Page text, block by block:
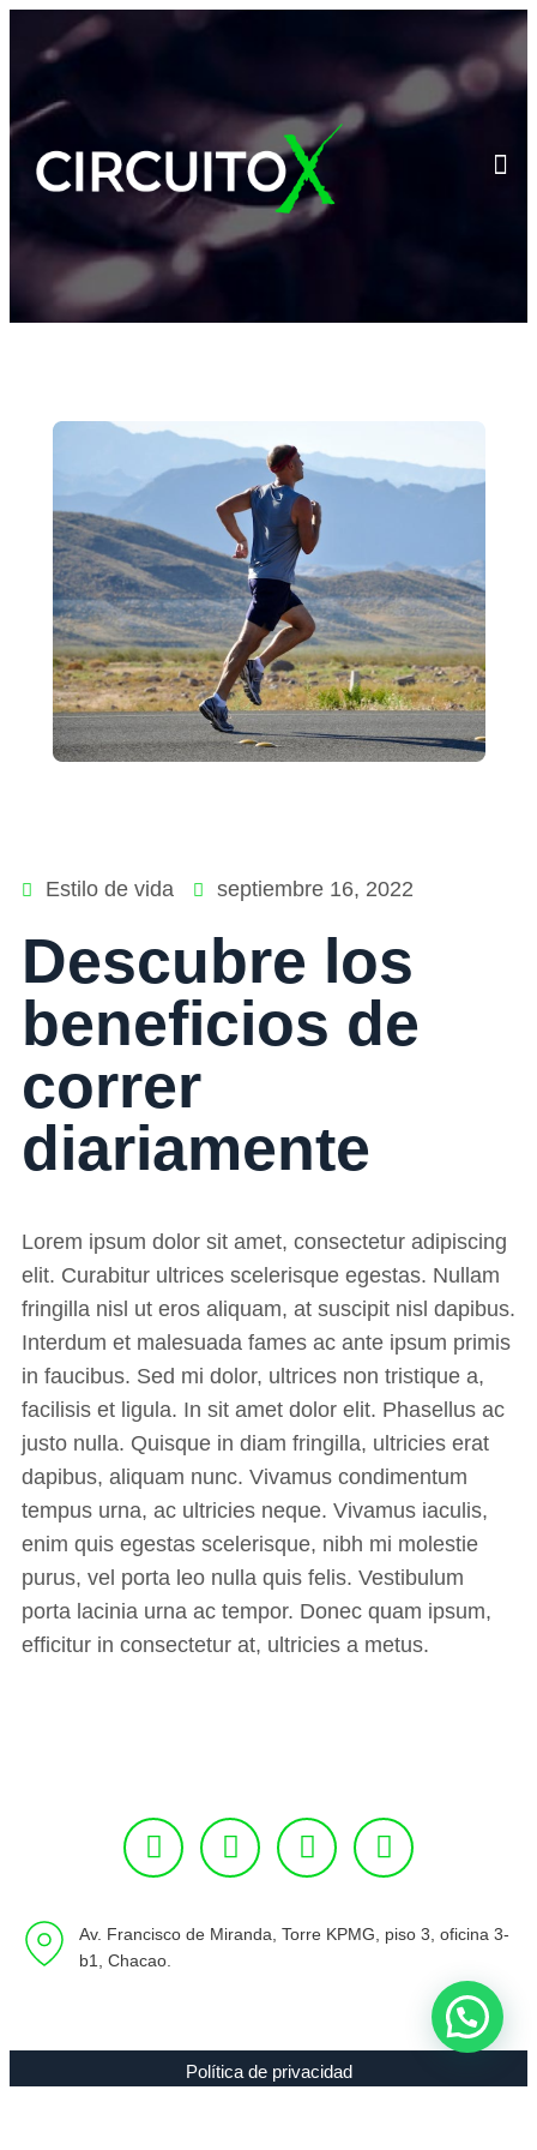
Estilo de vida septiembre 16, 2022
Descubre los
beneficios de
correr
diariamente
Lorem ipsum dolor sit amet, consectetur adipiscing
elit. Curabitur ultrices scelerisque egestas. Nullam
fringilla nisl ut eros aliquam, at suscipit nisl dapibus.
Interdum et malesuada fames ac ante ipsum primis
in faucibus. Sed mi dolor, ultrices non tristique a,
facilisis et ligula. In sit amet dolor elit. Phasellus ac
justo nulla. Quisque in diam fringilla, ultricies erat
dapibus, aliquam nunc. Vivamus condimentum
tempus urna, ac ultricies neque. Vivamus iaculis,
enim quis egestas scelerisque, nibh mi molestie
purus, vel porta leo nulla quis felis. Vestibulum
porta lacinia urna ac tempor. Donec quam ipsum,
efficitur in consectetur at, ultricies a metus.
Av. Francisco de Miranda, Torre KPMG, piso 3, oficina 3-
b1, Chacao.
Política de privacidad